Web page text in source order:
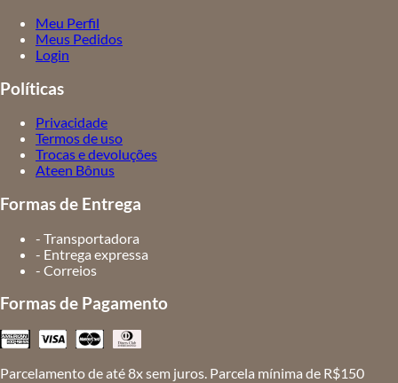
Meu Perfil
Meus Pedidos
Login
Políticas
Privacidade
Termos de uso
Trocas e devoluções
Ateen Bônus
Formas de Entrega
- Transportadora
- Entrega expressa
- Correios
Formas de Pagamento
Parcelamento de até 8x sem juros. Parcela mínima de R$150